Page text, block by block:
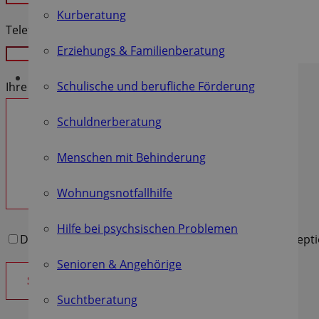
Begegnungs-Stätten für Senioren
Jugend-Werk
Kurberatung
Erziehungs & Familienberatung
Schulische und berufliche Förderung
Schuldnerberatung
Menschen mit Behinderung
Wohnungsnotfallhilfe
Hilfe bei psychsischen Problemen
Senioren & Angehörige
Suchtberatung
Telefon
Ihre Nachricht an uns
Die Datenschutzerklärunghabe ich gelesen und